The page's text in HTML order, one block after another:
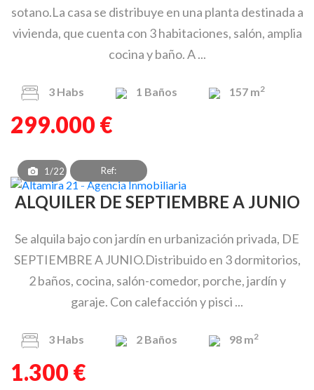
sotano.La casa se distribuye en una planta destinada a
vivienda, que cuenta con 3 habitaciones, salón, amplia
cocina y baño. A ...
3 Habs 1 Baños 157 m2
299.000 €
1/22
Ref:
PAT_PB_062_1
ALQUILER DE SEPTIEMBRE A JUNIO
Se alquila bajo con jardín en urbanización privada, DE
SEPTIEMBRE A JUNIO.Distribuido en 3 dormitorios,
2 baños, cocina, salón-comedor, porche, jardín y
garaje. Con calefacción y pisci ...
3 Habs 2 Baños 98 m2
1.300 €